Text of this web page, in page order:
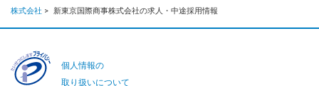
株式会社 > 新東京国際商事株式会社の求人・中途採用情報
個人情報の
取り扱いについて